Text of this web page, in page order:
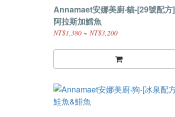
Annamaet安娜美廚‧貓-[29號配方]
阿拉斯加鱈魚
NT$1,380 ~ NT$3,200